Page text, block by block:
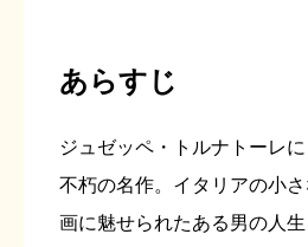
あらすじ
ジュゼッペ・トルナトーレ
不朽の名作。イタリアの小
画に魅せられたある男の人